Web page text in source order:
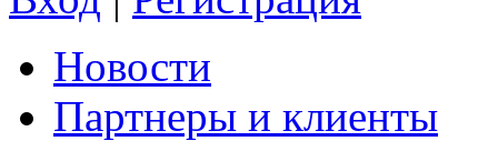
Новости
Партнеры и клиенты